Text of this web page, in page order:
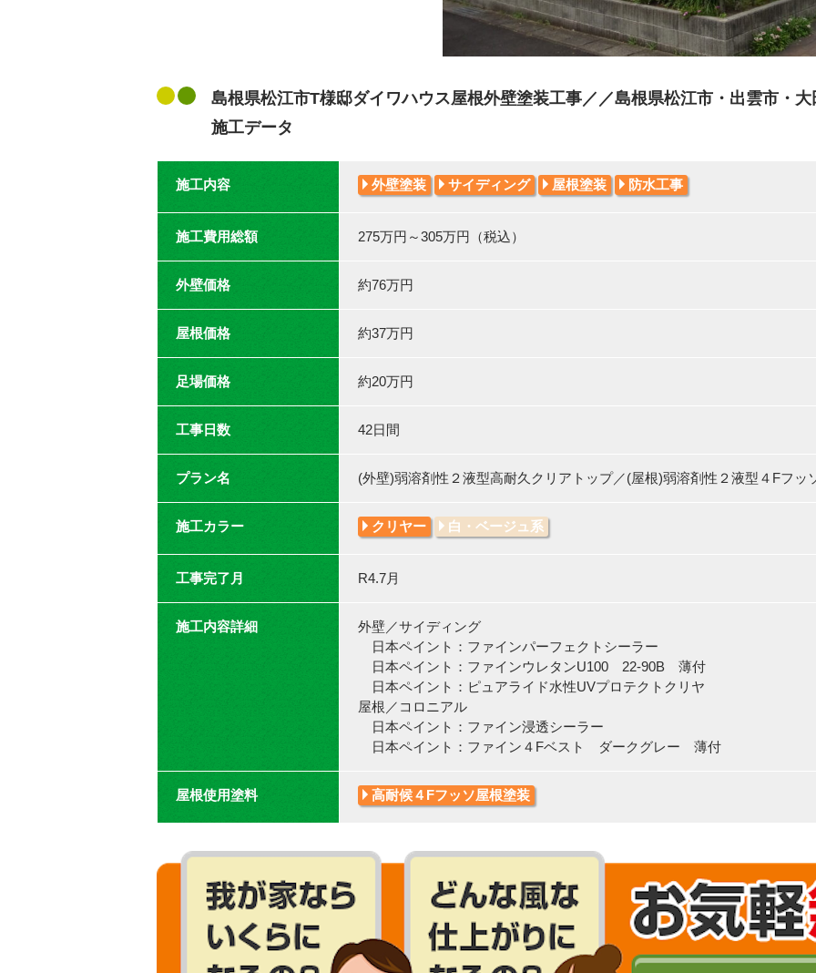
島根県松江市T様邸ダイワハウス屋根外壁塗装工事／／島根県松江市・出雲市
施工データ
施工内容 外壁塗装 サイディング 屋根塗装 防水工事
施工費用総額 275万円～305万円（税込）
外壁価格 約76万円
屋根価格 約37万円
足場価格 約20万円
工事日数 42日間
プラン名 (外壁)弱溶剤性２液型高耐久クリアトップ／(屋根)弱溶剤性２液型４Fフッ
施工カラー クリヤー 白・ベージュ系
工事完了月 R4.7月
施工内容詳細
外壁／サイディング
日本ペイント：ファインパーフェクトシーラー
日本ペイント：ファインウレタンU100 22-90B 薄付
日本ペイント：ピュアライド水性UVプロテクトクリヤ
屋根／コロニアル
日本ペイント：ファイン浸透シーラー
日本ペイント：ファイン４Fベスト ダークグレー 薄付
屋根使用塗料 高耐候４Fフッソ屋根塗装